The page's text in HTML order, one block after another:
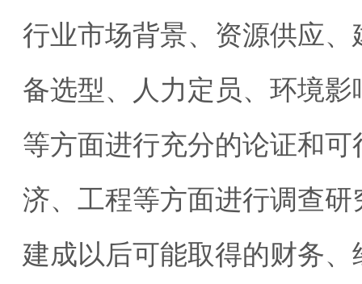
行业市场背景、资源供应
备选型、人力定员、环境
等方面进行充分的论证和
济、工程等方面进行调查
建成以后可能取得的财务